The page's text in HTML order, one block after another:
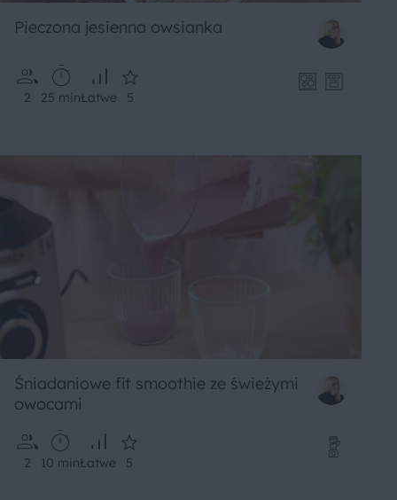
Pieczona jesienna owsianka
2 25 minŁatwe 5
Śniadaniowe fit smoothie ze świeżymi
owocami
2 10 minŁatwe 5